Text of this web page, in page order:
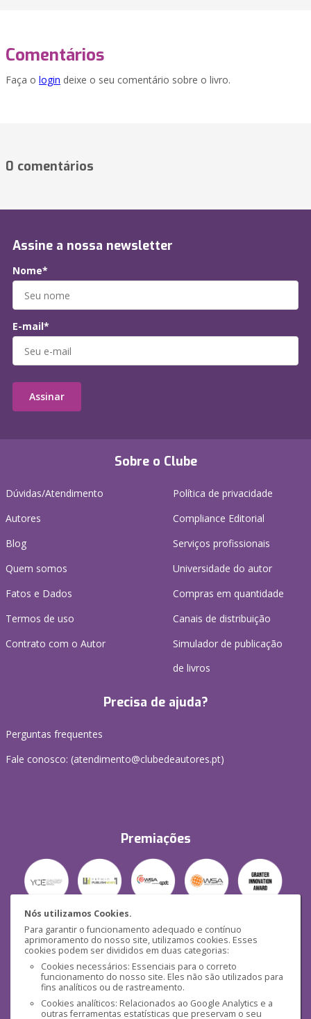
Nós utilizamos Cookies.
Para garantir o funcionamento adequado e contínuo
aprimoramento do nosso site, utilizamos cookies. Esses
cookies podem ser divididos em duas categorias:
Cookies necessários: Essenciais para o correto
funcionamento do nosso site. Eles não são utilizados para
fins analíticos ou de rastreamento.
Cookies analíticos: Relacionados ao Google Analytics e a
outras ferramentas estatísticas que preservam o seu
Comentários
Faça o login deixe o seu comentário sobre o livro.
0 comentários
Sobre o Clube
Dúvidas/Atendimento
Autores
Blog
Quem somos
Fatos e Dados
Termos de uso
Contrato com o Autor
Política de privacidade
Compliance Editorial
Serviços profissionais
Universidade do autor
Compras em quantidade
Canais de distribuição
Simulador de publicação
de livros
Precisa de ajuda?
Perguntas frequentes
Fale conosco: (atendimento@clubedeautores.pt)
Premiações
Segurança
Assine a nossa newsletter
Nome*
E-mail*
Assinar